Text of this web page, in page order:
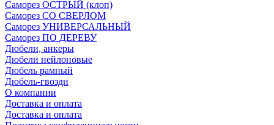
Саморез ОСТРЫЙ (клоп)
Саморез СО СВЕРЛОМ
Саморез УНИВЕРСАЛЬНЫЙ
Саморез ПО ДЕРЕВУ
Дюбели, анкеры
Дюбели нейлоновые
Дюбель рамный
Дюбель-гвозди
О компании
Доставка и оплата
Доставка и оплата